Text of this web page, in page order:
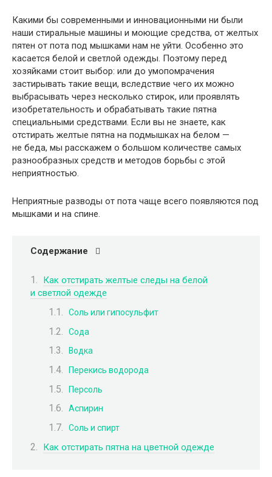
Какими бы современными и инновационными ни были
наши стиральные машины и моющие средства, от желтых
пятен от пота под мышками нам не уйти. Особенно это
касается белой и светлой одежды. Поэтому перед
хозяйками стоит выбор: или до умопомрачения
застирывать такие вещи, вследствие чего их можно
выбрасывать через несколько стирок, или проявлять
изобретательность и обрабатывать такие пятна
специальными средствами. Если вы не знаете, как
отстирать желтые пятна на подмышках на белом —
не беда, мы расскажем о большом количестве самых
разнообразных средств и методов борьбы с этой
неприятностью.
Неприятные разводы от пота чаще всего появляются под
мышками и на спине.
Содержание
Как отстирать желтые следы на белой
и светлой одежде
Соль или гипосульфит
Сода
Водка
Перекись водорода
Персоль
Аспирин
Соль и спирт
Как отстирать пятна на цветной одежде